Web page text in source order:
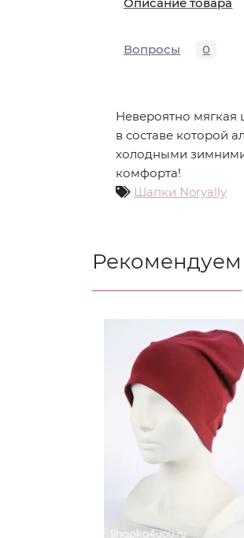
Вопросы 0
Невероятно
в составе которой
холодными
комфорта!
Шапки Noryally
Рекомендуем